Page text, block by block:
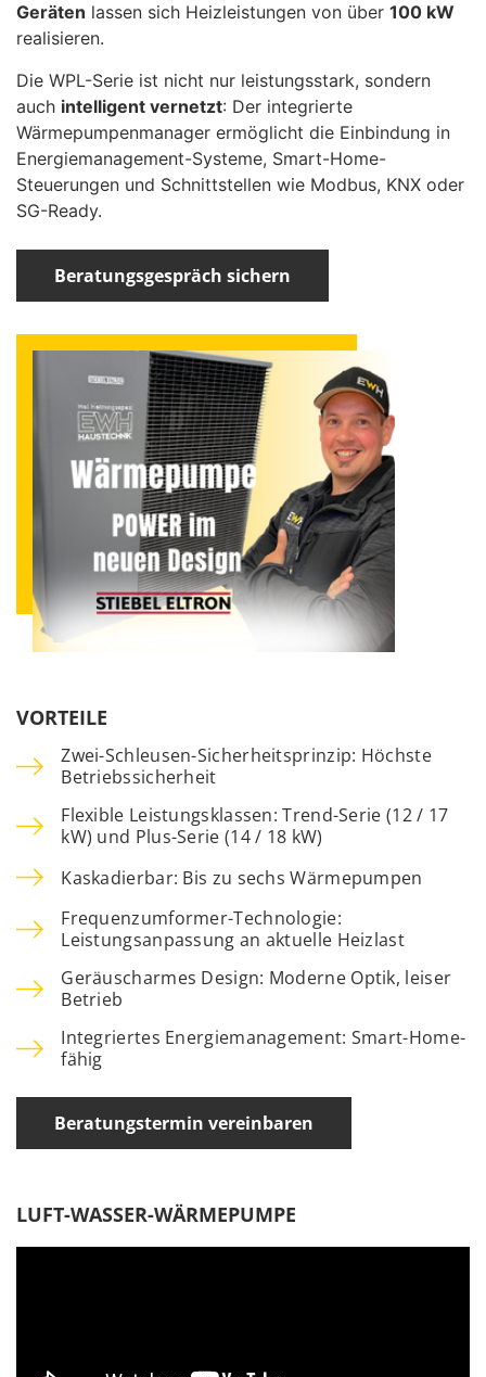
Geräten lassen sich Heizleistungen von über 100 kW
realisieren.
Die WPL-Serie ist nicht nur leistungsstark, sondern
auch intelligent vernetzt: Der integrierte
Wärmepumpenmanager ermöglicht die Einbindung in
Energiemanagement-Systeme, Smart-Home-
Steuerungen und Schnittstellen wie Modbus, KNX oder
SG-Ready.
Beratungsgespräch sichern
VORTEILE
Zwei-Schleusen-Sicherheitsprinzip: Höchste
Betriebssicherheit
Flexible Leistungsklassen: Trend-Serie (12 / 17
kW) und Plus-Serie (14 / 18 kW)
Kaskadierbar: Bis zu sechs Wärmepumpen
Frequenzumformer-Technologie:
Leistungsanpassung an aktuelle Heizlast
Geräuscharmes Design: Moderne Optik, leiser
Betrieb
Integriertes Energiemanagement: Smart-Home-
fähig
Beratungstermin vereinbaren
LUFT-WASSER-WÄRMEPUMPE